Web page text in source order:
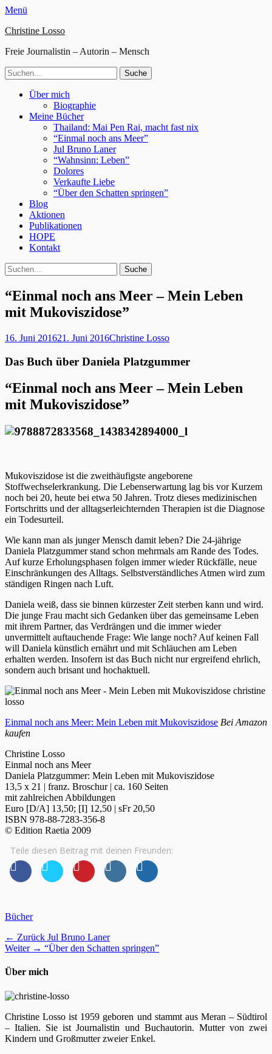
Menü
Christine Losso
Freie Journalistin – Autorin – Mensch
Suche
nach:
Primäres
Menü
Zum
springen
Über mich
Biographie
Meine Bücher
Thailand: Mai Pen Rai, macht fast nix
“Einmal noch ans Meer”
Jul Bruno Laner
“Wahnsinn: Leben”
Dolores
Verkaufte Liebe
“Über den Schatten springen”
Blog
Aktionen
Publikationen
HOPE
Kontakt
Suchen
Suche
nach:
“Einmal noch ans Meer – Mein Leben
mit Mukoviszidose”
Veröffentlicht
16. Juni 201621. Juni 2016Autor
Christine Losso
Das Buch über Daniela Platzgummer
“Einmal noch ans Meer – Mein Leben
mit Mukoviszidose”
Mukoviszidose ist die zweithäufigste angeborene
Stoffwechselerkrankung. Die Lebenserwartung lag bis vor Kurzem
noch bei 20, heute bei etwa 50 Jahren. Trotz dieses medizinischen
Fortschritts und der alltagserleichternden Therapien ist die Diagnose
ein Todesurteil.
Wie kann man als junger Mensch damit leben? Die 24-jährige
Daniela Platzgummer stand schon mehrmals am Rande des Todes.
Auf kurze Erholungsphasen folgen immer wieder Rückfälle, neue
Einschränkungen des Alltags. Selbstverständliches Atmen wird zum
ständigen Ringen nach Luft.
Daniela weiß, dass sie binnen kürzester Zeit sterben kann und wird.
Die junge Frau macht sich Gedanken über das gemeinsame Leben
mit ihrem Partner, das Verdrängen und die immer wieder
unvermittelt auftauchende Frage: Wie lange noch? Auf keinen Fall
will Daniela künstlich ernährt und mit Schläuchen am Leben
erhalten werden. Insofern ist das Buch nicht nur ergreifend ehrlich,
sondern auch brisant und hochaktuell.
Einmal noch ans Meer: Mein Leben mit Mukoviszidose Bei Amazon
kaufen
Christine Losso
Einmal noch ans Meer
Daniela Platzgummer: Mein Leben mit Mukoviszidose
13,5 x 21 | franz. Broschur | ca. 160 Seiten
mit zahlreichen Abbildungen
Euro [D/A] 13,50; [I] 12,50 | sFr 20,50
ISBN 978-88-7283-356-8
© Edition Raetia 2009
Teile diesen Beitrag mit deinen Freunden:
Kategorien
Bücher
Beitragsnavigation
← Zurück Vorheriger
Beitrag:
Jul Bruno Laner
Weiter → Nächster
“Über den Schatten springen”
Über mich
Christine Losso ist 1959 geboren und stammt aus Meran – Südtirol
– Italien. Sie ist Journalistin und Buchautorin. Mutter von zwei
Kindern und Großmutter zweier Enkel.